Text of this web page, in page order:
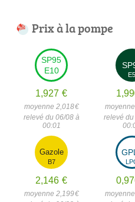
Prix à la pompe
SP95
E10
1,927 €
moyenne 2,018€
relevé du 06/08 à
00:01
E5
relevé
Gazole
B7
2,146 €
moyenne 2,199€